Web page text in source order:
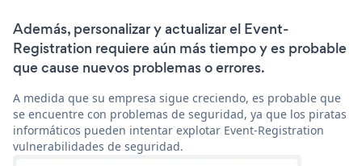
Además, personalizar y actualizar el Event-
Registration requiere aún más tiempo y es probable
que cause nuevos problemas o errores.
A medida que su empresa sigue creciendo, es probable que
se encuentre con problemas de seguridad, ya que los piratas
informáticos pueden intentar explotar Event-Registration
vulnerabilidades de seguridad.